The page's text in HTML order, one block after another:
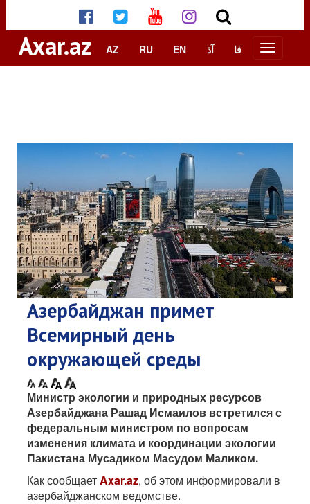
Axar.az AZ RU EN آذ فا
Азербайджан примет
Всемирный день
окружающей среды
Министр экологии и природных ресурсов
Азербайджана Рашад Исмаилов встретился с
федеральным министром по вопросам
изменения климата и координации экологии
Пакистана Мусадиком Масудом Маликом.
Как сообщаетAxar.az, об этом информировали в
азербайджанском ведомстве.